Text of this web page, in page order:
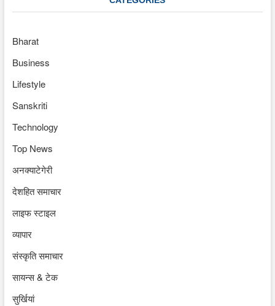
Bharat
Business
Lifestyle
Sanskriti
Technology
Top News
अनक्याटेगेरी
देशहित समाचार
लाइफ स्टाइल
व्यापार
संस्कृति समाचार
सायन्स & टेक
सुर्खियां